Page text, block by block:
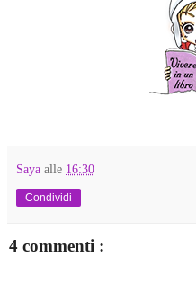
Saya alle 16:30
Condividi
4 commenti :